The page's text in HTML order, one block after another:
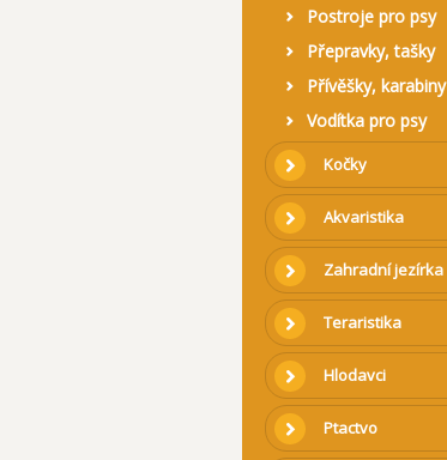
Postroje pro psy
Přepravky, tašky
Přívěšky, karabiny
Vodítka pro psy
Kočky
Akvaristika
Zahradní jezírka
Teraristika
Hlodavci
Ptactvo